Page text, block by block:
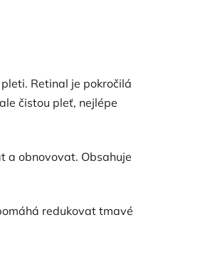
Retinal je pokročilá
čistou pleť, nejlépe
a obnovovat. Obsahuje
redukovat tmavé